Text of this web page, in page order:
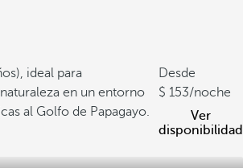
ideal para
en un entorno
al Golfo de Papagayo.
Desde
153/noche
Ver
disponibilidad